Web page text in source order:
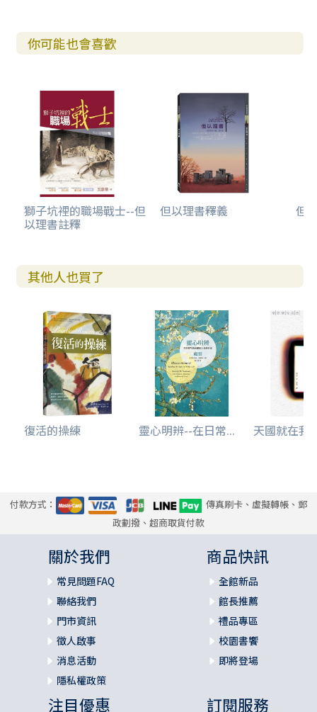
你可能也會喜歡
獅子坑裡的職場戰士--但
以理書註釋
但以理書釋義 但
其他人也買了
復活的操練 靈心明辨--在日常... 天國就在我
付款方式：
傳真刷卡、虛擬轉帳、郵
政劃撥、超商取貨付款
關於我們
常見問題FAQ
聯絡我們
門市資訊
徵人啟事
消息活動
隱私權政策
商品快訊
全館新品
館長推薦
禮品專區
校園書饗
即將登場
注目優惠 訂閱服務